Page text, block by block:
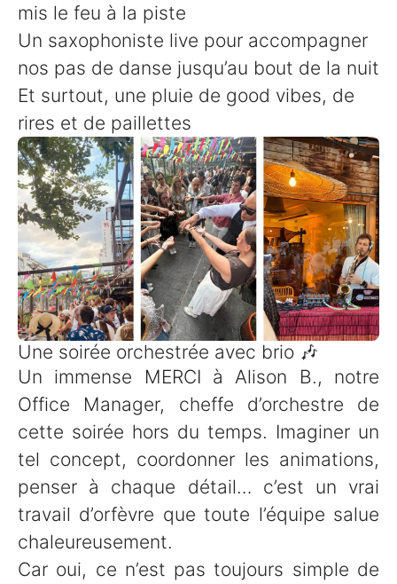
mis le feu à la piste
Un saxophoniste live pour accompagner
nos pas de danse jusqu’au bout de la nuit
Et surtout, une pluie de good vibes, de
rires et de paillettes
Une soirée orchestrée avec brio 🎶
Un immense MERCI à Alison B., notre
Office Manager, cheffe d’orchestre de
cette soirée hors du temps. Imaginer un
tel concept, coordonner les animations,
penser à chaque détail… c’est un vrai
travail d’orfèvre que toute l’équipe salue
chaleureusement.
Car oui, ce n’est pas toujours simple de